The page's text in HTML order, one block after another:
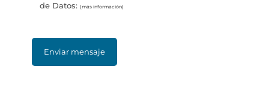
de Datos: (más información)